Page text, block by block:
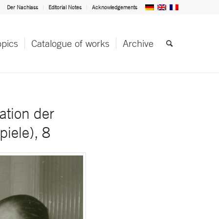
Der Nachlass Editorial Notes Acknowledgements
Catalogue of works Archive
der
8